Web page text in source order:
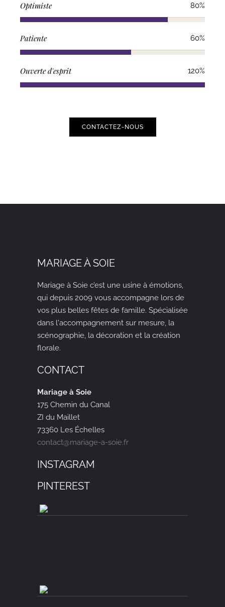
Optimiste 80%
Patiente 60%
Ouverte d'esprit 120%
CONTACTEZ-NOUS
MARIAGE À SOIE
Mariage à Soie c’est une usine à émotions,
qui depuis 2009 vous accompagne lors de
vos plus belles fêtes de famille. Spécialisée
dans l'accompagnement sur mesure, la
scénographie, la décoration et la création
florale.
CONTACT
Mariage à Soie
175 Chemin du Canal
ZI du Maillet
73360 Les Échelles
contact@mariage-a-soie.fr
INSTAGRAM
PINTEREST